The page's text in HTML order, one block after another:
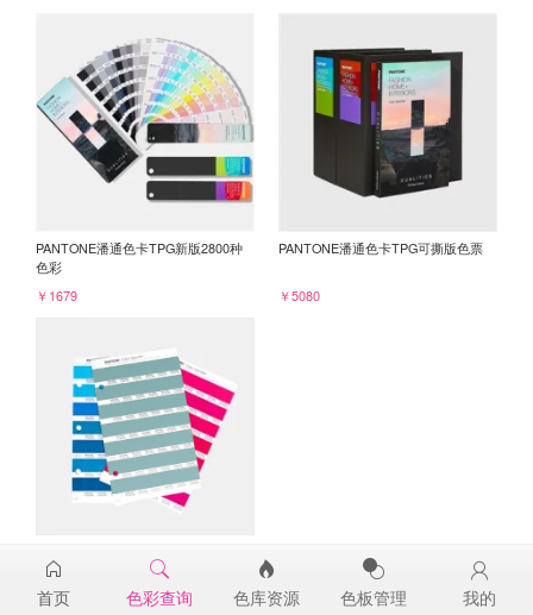
PANTONE潘通色卡TPG新版2800种
色彩
￥1679
PANTONE潘通色卡TPG可撕版色票
￥5080
16-5112TPG
￥98
首页 色彩查询 色库资源 色板管理 我的